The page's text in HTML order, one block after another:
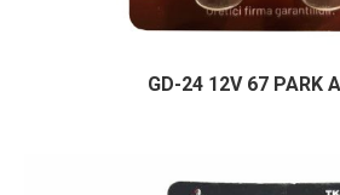
GD-24 12V 67 PARK